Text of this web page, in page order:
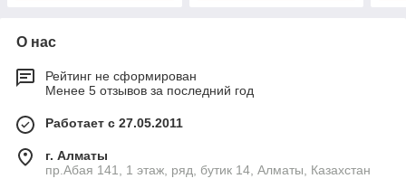
О нас
Рейтинг не сформирован
Менее 5 отзывов за последний год
Работает с 27.05.2011
г. Алматы
пр.Абая 141, 1 этаж, ряд, бутик 14, Алматы, Казахстан